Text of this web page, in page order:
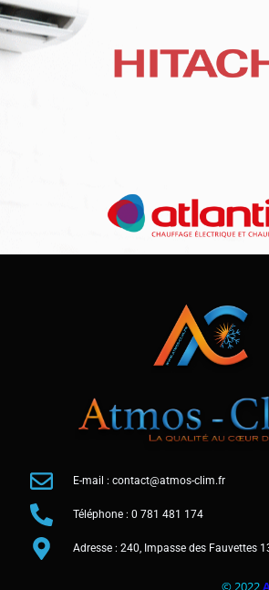
E-mail : contact@atmos-clim.fr
Téléphone : 0 781 481 174
Adresse : 240, Impasse des Fauvettes
© 2022